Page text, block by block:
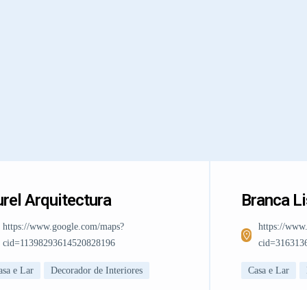
Arquitectura
https://www.google.com/maps?
cid=11398293614520828196
e Lar Decorador de Interiores
Branca
https://
Casa e Lar